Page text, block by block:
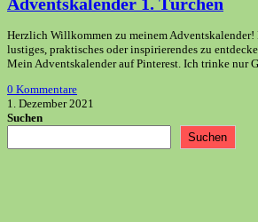
Adventskalender 1. Türchen
Herzlich Willkommen zu meinem Adventskalender!
lustiges, praktisches oder inspirierendes zu
Mein Adventskalender auf Pinterest. Ich trinke nur
0 Kommentare
1. Dezember 2021
Suchen
Suchen